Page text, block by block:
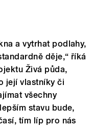
a vytrhat podlahy,
děje,“ říká
Živá půda,
její vlastníky či
všechny
stavu bude,
tím líp pro nás